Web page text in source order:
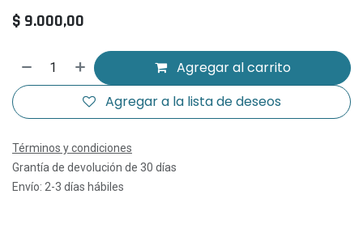
$ 9.000,00
Agregar al carrito
Agregar a la lista de deseos
Términos y condiciones
Grantía de devolución de 30 días
Envío: 2-3 días hábiles